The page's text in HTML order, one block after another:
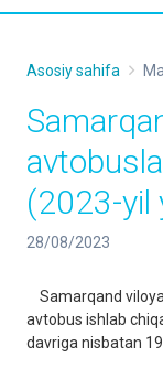
Asosiy sahifa
(2023-yil
28/08/2023
Samarqand
avtobus ishlab
davriga nisbatan